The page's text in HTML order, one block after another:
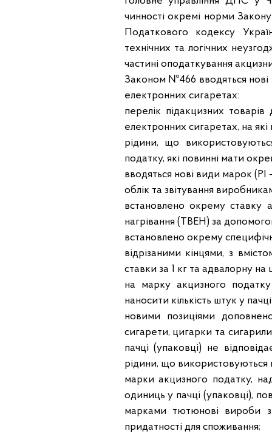
чинності окремі норми
Податкового кодексу
технічних та логічних
частині оподаткування
Законом №466 вводяться нові
електронних сигаретах:
перелік підакцизних
електронних сигаретах, на які
рідини, що
податку, які повинні мати
вводяться нові види марок (РІ
облік та звітування
встановлено окрему ставку
нагрівання (ТВЕН) за
встановлено окрему
відрізаними кінцями, з
ставки за 1 кг та адвалорну
на марку акцизного
наносити кількість штук у
новими позиціями
сигарети, цигарки та
пачці (упаковці) не
рідини, що використовуються
марки акцизного податку,
одиниць у пачці (упаковці),
марками тютюнові вироби
придатності для споживання;